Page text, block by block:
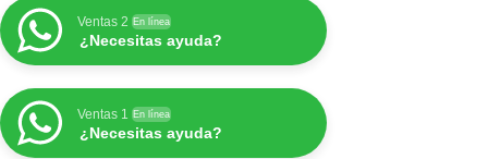
Ventas 2 En línea
¿Necesitas ayuda?
Ventas 1 En línea
¿Necesitas ayuda?